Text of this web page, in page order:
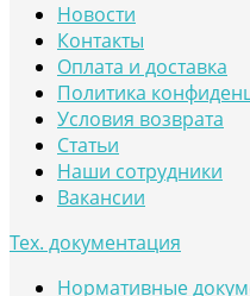
Новости
Контакты
Оплата и доставка
Политика
Условия возврата
Статьи
Наши сотрудники
Вакансии
Тех. документация
Нормативные